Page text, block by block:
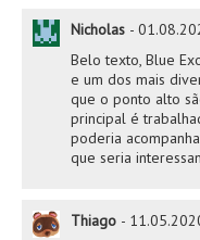
Nicholas -
Belo texto, Blue
e um dos mais
que o ponto alto
principal é
poderia
que seria
Thiago -